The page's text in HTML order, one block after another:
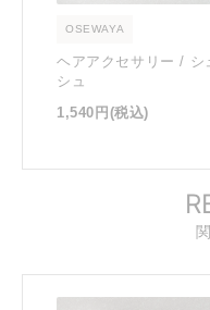
OSEWAYA
ヘアアクセサリー / シ
シュ
1,540円 (税込)